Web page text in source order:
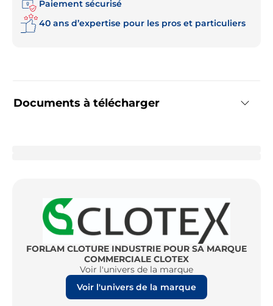
Documents à télécharger
Paiement sécurisé
40 ans d’expertise pour les pros et particuliers
FORLAM CLOTURE INDUSTRIE POUR SA MARQUE
COMMERCIALE CLOTEX
Voir l'univers de la marque
Voir l'univers de la marque